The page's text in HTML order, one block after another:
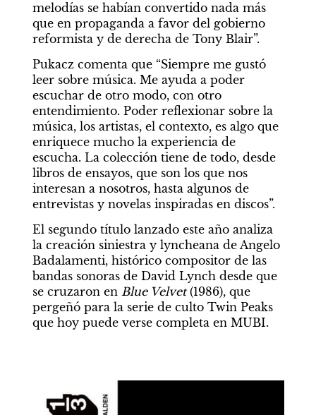
melodías se habían convertido nada más
que en propaganda a favor del gobierno
reformista y de derecha de Tony Blair”.
Pukacz comenta que “Siempre me gustó
leer sobre música. Me ayuda a poder
escuchar de otro modo, con otro
entendimiento. Poder reflexionar sobre la
música, los artistas, el contexto, es algo que
enriquece mucho la experiencia de
escucha. La colección tiene de todo, desde
libros de ensayos, que son los que nos
interesan a nosotros, hasta algunos de
entrevistas y novelas inspiradas en discos”.
El segundo título lanzado este año analiza
la creación siniestra y lyncheana de Angelo
Badalamenti, histórico compositor de las
bandas sonoras de David Lynch desde que
se cruzaron en Blue Velvet (1986), que
pergeñó para la serie de culto Twin Peaks
que hoy puede verse completa en MUBI.